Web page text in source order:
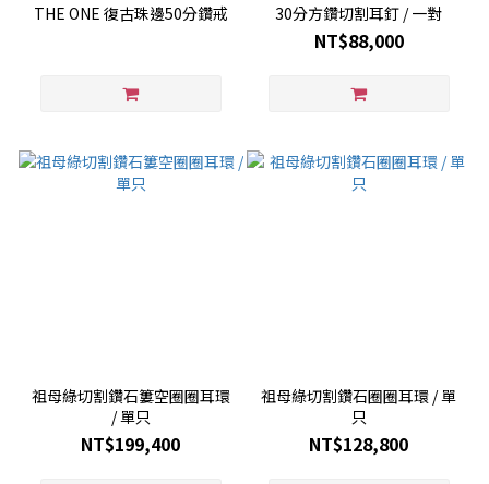
THE ONE 復古珠邊50分鑽戒 30分方鑽切割耳釘 / 一對
NT$88,000
祖母綠切割鑽石簍空圈圈耳環
/ 單只
NT$199,400
祖母綠切割鑽石圈圈耳環 / 單
只
NT$128,800